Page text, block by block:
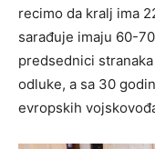
recimo da kralj ima
sarađuje imaju 60-
predsednici
odluke, a sa 30
evropskih